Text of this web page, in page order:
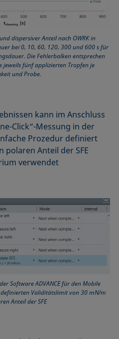
dispersiver Anteil nach OWRK in
bei 0, 10, 60, 120, 300 und 600 s für
Die Fehlerbalken entsprechen
jeweils fünf applizierten Tropfen je
und Probe.
kann im Anschluss
Click“-Messung in der
Prozedur definiert
polaren Anteil der SFE
verwendet
Software ADVANCE für den Mobile
Validitätslimit von 30 mN/m
Anteil der SFE